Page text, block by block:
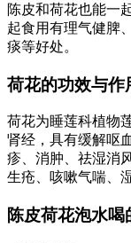
陈皮和荷花也能一
起食用有理气健脾
痰等好处。
荷花的功效与作
荷花为睡莲科植物
肾经，具有缓解呕
疹、消肿、祛湿消
生疮、咳嗽气喘、
陈皮荷花泡水喝